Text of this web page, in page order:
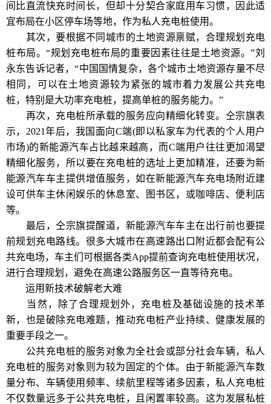
间比直流快充时间长，但却十分契合家庭用车习惯，因此适
宜布局在小区停车场等地，作为私人充电桩使用。
其次，要根据不同城市的土地资源禀赋，合理规划充电
桩布局。“规划充电桩布局的重要因素往往是土地资源。”刘
永东告诉记者，“中国国情复杂，各个城市土地资源存量不尽
相同，可以在土地资源较为紧张的城市着力发展公共充电
桩，特别是大功率充电桩，提高单桩的服务能力。”
再次，充电桩所承载的服务应向精细化转变。仝宗旗表
示，2021年后，我国面向C端(即以私家车为代表的个人用户
市场)的新能源汽车占比越来越高，而C端用户往往更加渴望
精细化服务，所以要在充电桩的选址上更加精准，还要为新
能源汽车车主提供增值服务，如在新能源汽车充电场附近建
设可供车主休闲娱乐的休息室、图书区，或咖啡店、便利店
等。
最后，仝宗旗提醒道，新能源汽车车主在出行前也要提
前规划充电路线。很多大城市在高速路出口附近都会配有公
共充电场，车主们可根据各类App提前查询充电桩使用状况，
进行合理规划，避免在高速公路服务区一直等待充电。
运用新技术破解老大难
当然，除了合理规划外，充电桩及基础设施的技术革
新，也是破除充电难题，推动充电桩产业持续、健康发展的
重要手段之一。
公共充电桩的服务对象为全社会或部分社会车辆，私人
充电桩的服务对象则为较为固定的个体。由于新能源汽车数
量分布、车辆使用频率、续航里程等诸多因素，私人充电桩
不仅数量远多于公共充电桩，且闲置率较高。这为发展私桩